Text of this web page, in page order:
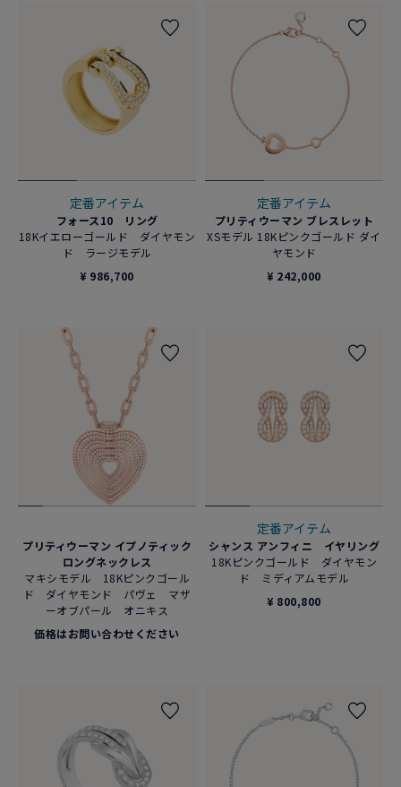
定番アイテム
フォース10 リング
18Kイエローゴールド ダイヤモン
ド ラージモデル
¥ 986,700
定番アイテム
プリティウーマン ブレスレット
XSモデル 18Kピンクゴールド ダイ
ヤモンド
¥ 242,000
プリティウーマン イプノティック
ロングネックレス
マキシモデル 18Kピンクゴール
ド ダイヤモンド パヴェ マザ
ーオブパール オニキス
価格はお問い合わせください
定番アイテム
シャンス アンフィニ イヤリング
18Kピンクゴールド ダイヤモン
ド ミディアムモデル
¥ 800,800